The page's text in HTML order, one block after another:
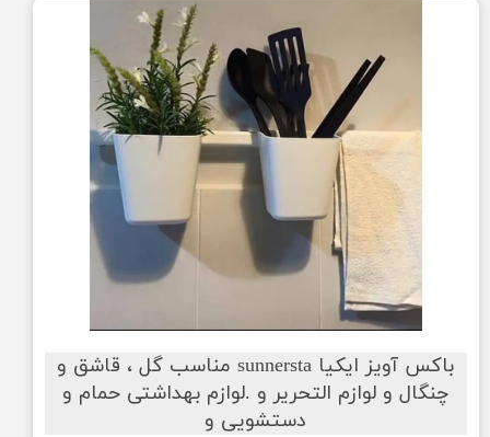
باکس آویز ایکیا sunnersta مناسب گل ، قاشق و
چنگال و لوازم التحریر و .لوازم بهداشتی حمام و
دستشویی و